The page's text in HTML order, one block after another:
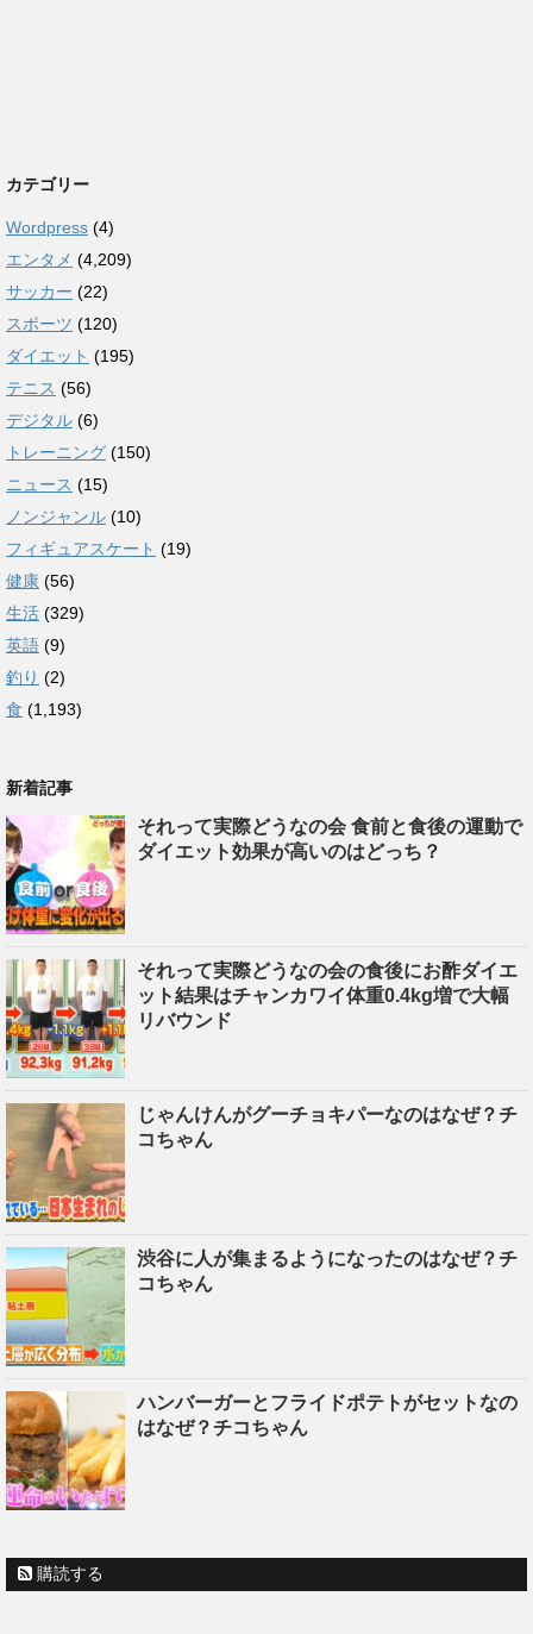
カテゴリー
Wordpress (4)
エンタメ (4,209)
サッカー (22)
スポーツ (120)
ダイエット (195)
テニス (56)
デジタル (6)
トレーニング (150)
ニュース (15)
ノンジャンル (10)
フィギュアスケート (19)
健康 (56)
生活 (329)
英語 (9)
釣り (2)
食 (1,193)
新着記事
それって実際どうなの会 食前と食後の運動で
ダイエット効果が高いのはどっち？
それって実際どうなの会の食後にお酢ダイエ
ット結果はチャンカワイ体重0.4kg増で大幅
リバウンド
じゃんけんがグーチョキパーなのはなぜ？チ
コちゃん
渋谷に人が集まるようになったのはなぜ？チ
コちゃん
ハンバーガーとフライドポテトがセットなの
はなぜ？チコちゃん
購読する